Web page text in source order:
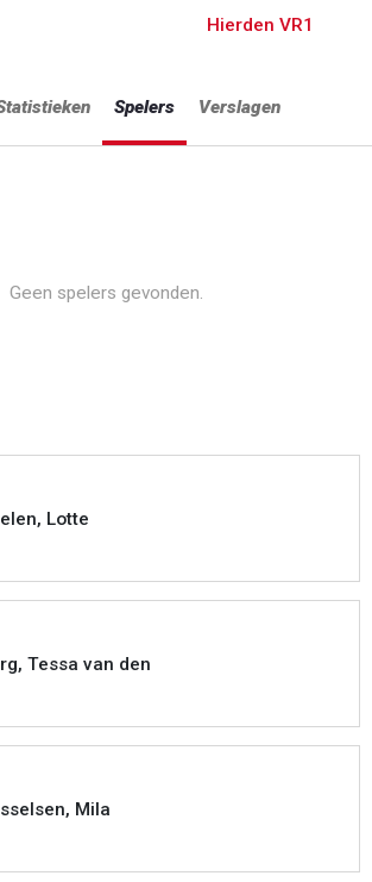
Hierden VR1
Spelers Verslagen
Geen spelers gevonden.
Lotte
Tessa van den
Mila